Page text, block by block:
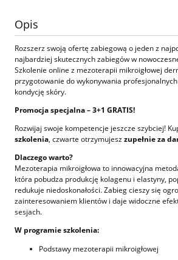
Opis
Rozszerz swoją ofertę zabiegową o jeden z
najbardziej skutecznych zabiegów w
Szkolenie online z mezoterapii mikroigłowej
przygotowanie do wykonywania
kondycję skóry.
Promocja specjalna – 3+1 GRATIS!
Rozwijaj swoje kompetencje jeszcze szybciej!
szkolenia, czwarte otrzymujeszzupełnie za
Dlaczego warto?
Mezoterapia mikroigłowa to innowacyjna
która pobudza produkcję kolagenu i elastyny,
redukuje niedoskonałości. Zabieg cieszy się
zainteresowaniem klientów i daje widoczne
sesjach.
W programie szkolenia:
Podstawy mezoterapii mikroigłowej